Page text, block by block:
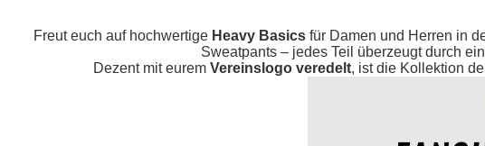
Freut euch auf hochwertige Heavy Basicsfür Damen und Herren in
Sweatpants – jedes Teil überzeugt durch
Dezent mit eurem Vereinslogo veredelt, ist die Kollektion